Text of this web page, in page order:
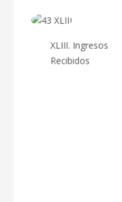
XLIII. Ingresos
Recibidos